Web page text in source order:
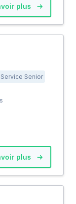
plus
Senior
plus